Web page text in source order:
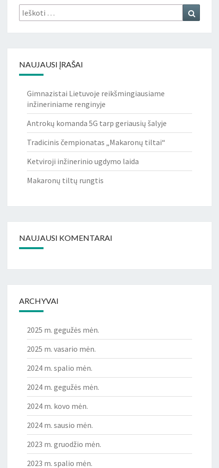
Ieškoti:
NAUJAUSI ĮRAŠAI
Gimnazistai Lietuvoje reikšmingiausiame
inžineriniame renginyje
Antrokų komanda 5G tarp geriausių šalyje
Tradicinis čempionatas „Makaronų tiltai“
Ketviroji inžinerinio ugdymo laida
Makaronų tiltų rungtis
NAUJAUSI KOMENTARAI
ARCHYVAI
2025 m. gegužės mėn.
2025 m. vasario mėn.
2024 m. spalio mėn.
2024 m. gegužės mėn.
2024 m. kovo mėn.
2024 m. sausio mėn.
2023 m. gruodžio mėn.
2023 m. spalio mėn.